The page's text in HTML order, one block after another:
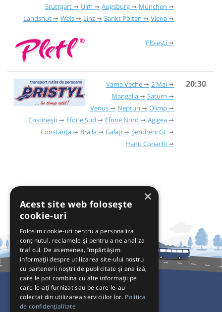
Stuttgart
Ulm Augsburg
München
Landshut
Wels Linz Sankt Pölten Viena
Ploiești
Vama Veche
2 Mai
Mangalia
Saturn
Venus
Neptun
Olimp
Costinești
Eforie Sud Eforie Nord
Agigea
Constanța
Brăila Galați
Șendreni GL
Hanu Conachi
20:30
Pentru Călători
×
Acest site web folosește
cookie-uri
Folosim cookie-uri pentru a personaliza
conținutul, reclamele și pentru a ne analiza
traficul. De asemenea, împărtășim
informații despre utilizarea site-ului nostru
cu partenerii noștri de publicitate și analiză,
care le pot combina cu alte informații pe
care le-ați furnizat sau pe care le-au
colectat din utilizarea serviciilor lor. Politica
de confidențialitate